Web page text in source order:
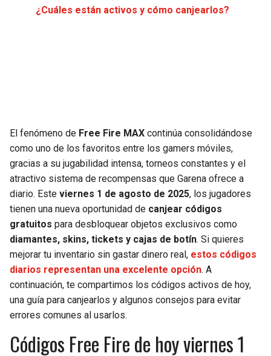
JAGUARS
EAGLES
COMMANDERS
CARDINALS
SEAHAWKS
WIZARDS
SUNS
KINGS
MAVERICKS
ROCKETS
PELICANS
¿Cuáles están activos y cómo canjearlos?
El fenómeno de Free Fire MAX continúa consolidándose
como uno de los favoritos entre los gamers móviles,
gracias a su jugabilidad intensa, torneos constantes y el
atractivo sistema de recompensas que Garena ofrece a
diario. Este viernes 1 de agosto de 2025, los jugadores
tienen una nueva oportunidad de canjear códigos
gratuitos para desbloquear objetos exclusivos como
diamantes, skins, tickets y cajas de botín. Si quieres
mejorar tu inventario sin gastar dinero real, estos códigos
diarios representan una excelente opción. A
continuación, te compartimos los códigos activos de hoy,
una guía para canjearlos y algunos consejos para evitar
errores comunes al usarlos.
Códigos Free Fire de hoy viernes 1